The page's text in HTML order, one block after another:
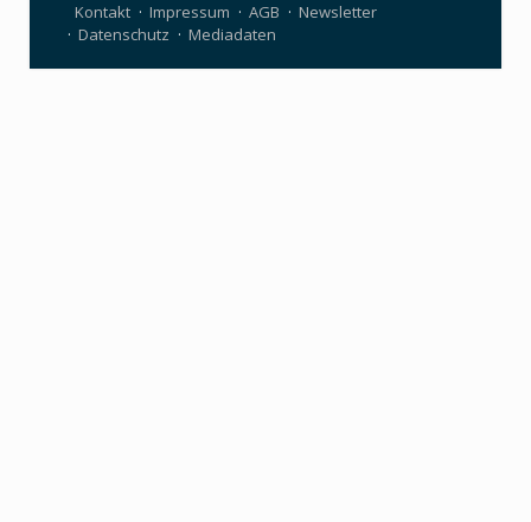
Kontakt Impressum AGB
Newsletter
Datenschutz
Mediadaten